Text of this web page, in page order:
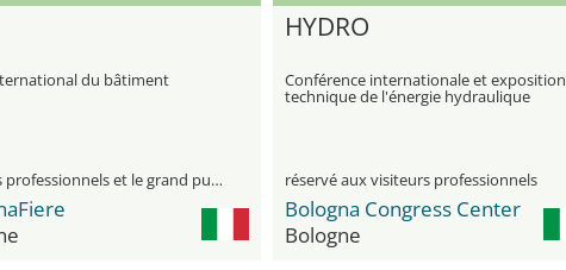
du bâtiment
visiteurs professionnels et le grand public
HYDRO
Conférence internationale et exposition
technique de l'énergie hydraulique
réservé aux visiteurs professionnels
Bologna Congress Center
Bologne